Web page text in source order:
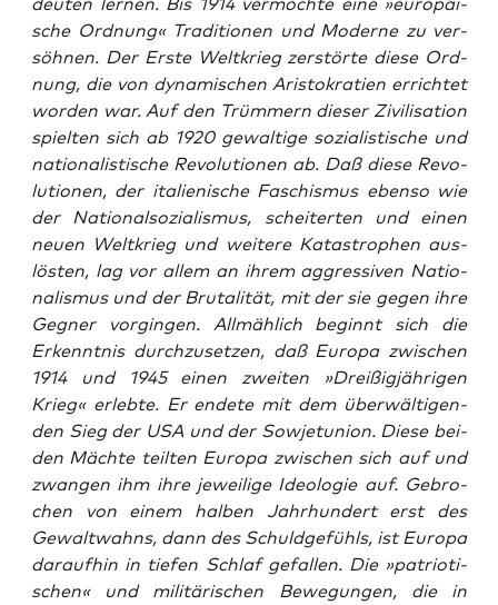
sche Ord­nung« Tra­di­tio­nen und Moder­ne zu ver­
söh­nen. Der Ers­te Welt­krieg zer­stör­te die­se Ord­
nung, die von dyna­mi­schen Aris­to­kra­tien errich­tet
wor­den war. Auf den Trüm­mern die­ser Zivi­li­sa­ti­on
spiel­ten sich ab 1920 gewal­ti­ge sozia­lis­ti­sche und
natio­na­lis­ti­sche Revo­lu­tio­nen ab. Daß die­se Revo­
lu­tio­nen, der ita­lie­ni­sche Faschis­mus eben­so wie
der Natio­nal­so­zia­lis­mus, schei­ter­ten und einen
neu­en Welt­krieg und wei­te­re Kata­stro­phen aus­
lös­ten, lag vor allem an ihrem aggres­si­ven Natio­
na­lis­mus und der Bru­ta­li­tät, mit der sie gegen ihre
Geg­ner vor­gin­gen. All­mäh­lich beginnt sich die
Erkennt­nis durch­zu­set­zen, daß Euro­pa zwi­schen
1914 und 1945 einen zwei­ten »Drei­ßig­jäh­ri­gen
Krieg« erleb­te. Er ende­te mit dem über­wäl­ti­gen­
den Sieg der USA und der Sowjet­uni­on. Die­se bei­
den Mäch­te teil­ten Euro­pa zwi­schen sich auf und
zwan­gen ihm ihre jewei­li­ge Ideo­lo­gie auf. Gebro­
chen von einem hal­ben Jahr­hun­dert erst des
Gewalt­wahns, dann des Schuld­ge­fühls, ist Euro­pa
dar­auf­hin in tie­fen Schlaf gefal­len. Die »patrio­ti­
schen« und mili­tä­ri­schen Bewe­gun­gen, die in